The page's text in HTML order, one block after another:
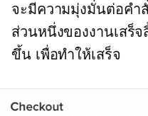
จะมีความมุ่งมั่นต่อคำ
ส่วนหนึ่งของงานเสร็
ขึ้น เพื่อทำให้เสร็จ